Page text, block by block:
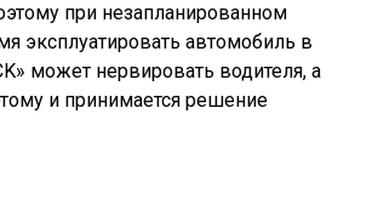
при незапланированном
эксплуатировать автомобиль в
может нервировать водителя, а
и принимается решение